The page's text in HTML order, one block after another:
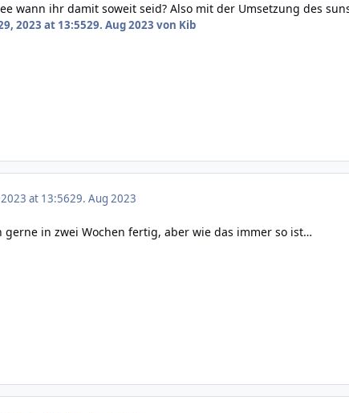
wann ihr damit soweit seid? Also mit der Umsetzung des
2023 at 13:5529. Aug 2023 von Kib
at 13:5629. Aug 2023
gerne in zwei Wochen fertig, aber wie das immer so ist…